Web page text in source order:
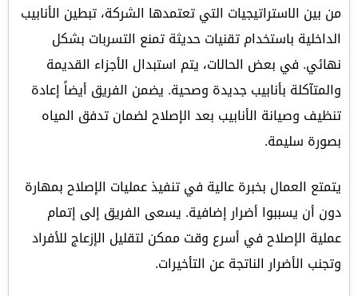
من بين الاستراتيجيات التي تعتمدها الشركة، تبطين الأنابيب
الداخلية باستخدام تقنيات حديثة تمنع التسربات بشكل
نهائي. في بعض الحالات، يتم استبدال الأجزاء القديمة
والمتآكلة بأنابيب جديدة وصحية. يضمن الفريق أيضاً إعادة
تنظيف وصيانة الأنابيب بعد الإصلاح لضمان تدفق المياه
بصورة سليمة.
يتمتع العمال بخبرة عالية في تنفيذ عمليات الإصلاح بمهارة
دون أن يسببوا أضرار إضافية. يسعى الفريق إلى إتمام
عملية الإصلاح في أسرع وقت ممكن لتقليل الإزعاج للأفراد
وتجنب الأضرار الناتجة عن التأخيرات.